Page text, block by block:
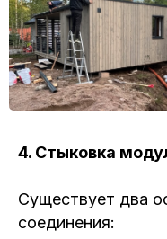
4. Стыковка
Существует два
соединения: